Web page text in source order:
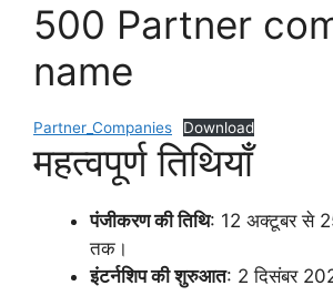
500 Partner
name
Partner_Companies Download
महत्वपूर्ण तिथियाँ
पंजीकरण की तिथि: 12 अक्टूबर से
तक।
इंटर्नशिप की शुरुआत: 2 दिसंबर